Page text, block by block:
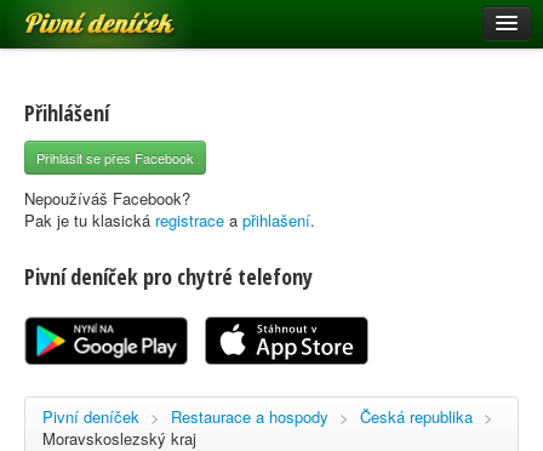
Pivní deníček
Pivní mapa
Pivní značky
Nápověda
Registrace
Přihlášení
Přihlásit se přes Facebook
Nepoužíváš Facebook?
Pak je tu klasická registrace a přihlašení.
Pivní deníček pro chytré telefony
Pivní deníček > Restaurace a hospody > Česká republika >
Moravskoslezský kraj